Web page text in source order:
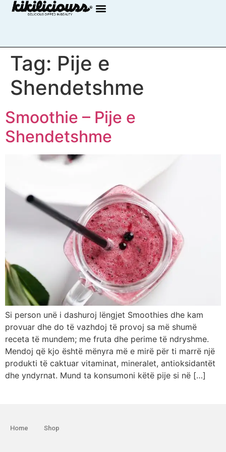
Tag: Pije e
Shendetshme
Smoothie – Pije e
Shendetshme
Si person unë i dashuroj lëngjet Smoothies dhe kam
provuar dhe do të vazhdoj të provoj sa më shumë
receta të mundem; me fruta dhe perime të ndryshme.
Mendoj që kjo është mënyra më e mirë për ti marrë një
produkti të caktuar vitaminat, mineralet, antioksidantët
dhe yndyrnat. Mund ta konsumoni këtë pije si në […]
Home Shop